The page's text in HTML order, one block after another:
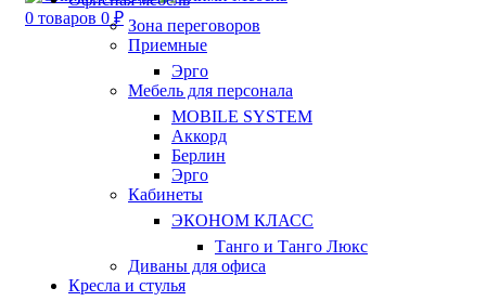
0 товаров 0 ₽ Зона переговоров
Приемные
Эрго
Мебель для персонала
MOBILE SYSTEM
Аккорд
Берлин
Эрго
Кабинеты
ЭКОНОМ КЛАСС
Танго и Танго Люкс
Диваны для офиса
Кресла и стулья